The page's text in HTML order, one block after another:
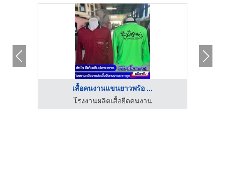
เสื้อคนงานแขนยาวพร้อ ...
โรงงานผลิตเสื้อยืดคนงาน